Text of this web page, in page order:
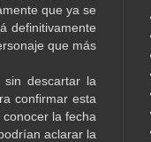
que ya se
definitivamente
que más
descartar la
confirmar esta
la fecha
aclarar la